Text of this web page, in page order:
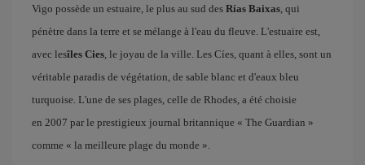
Vigo possède un estuaire, le plus au sud des Rías Baixas , qui
pénètre dans la terre et se mélange à l'eau du fleuve. L'estuaire est,
avec lesîles Cies , le joyau de la ville. Les Cíes, quant à elles, sont un
véritable paradis de végétation, de sable blanc et d'eaux bleu
turquoise. L'une de ses plages, celle de Rhodes, a été choisie
en 2007 par le prestigieux journal britannique « The Guardian »
comme « la meilleure plage du monde ».